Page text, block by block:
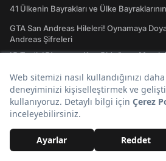
41 Ülkenin Bayrakları ve Ülke
GTA San Andreas Hileleri! Oynamaya
Andreas Şifreleri
IQ Testi: IQ'unuzun Kaç Olduğunu Merak
Keşfet
Twitter Deprem Zam
Günlük Burç Yorumları A101
Bugün Ne Pişirsem Gezilecek